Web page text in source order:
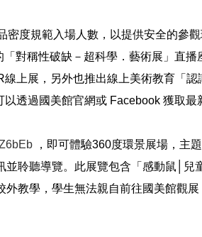
度規範入場人數，以提供安全的參
「對稱性破缺－超科學．藝術展」直播
線上展，另外也推出線上美術教育「
以透過國美館官網或 Facebook 獲取最
，即可體驗360度環景展場，主
聆聽導覽。此展覽包含「感動鼠│兒
教學，學生無法親自前往國美館觀